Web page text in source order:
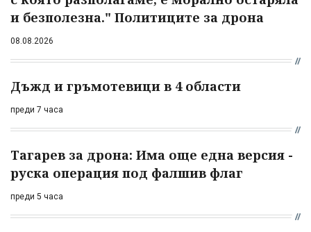
и безполезна." Политиците за дрона
08.08.2026
Дъжд и гръмотевици в 4 области
преди 7 часа
Тагарев за дрона: Има още една версия -
руска операция под фалшив флаг
преди 5 часа